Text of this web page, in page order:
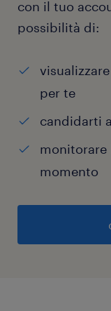
con il tuo
possibilità di:
per te
candidarti
monitorare
momento